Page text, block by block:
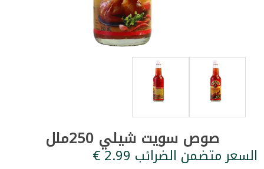
صوص سويت شيلي 250ملل
السعر متضمن الضرائب ‏2.99 €